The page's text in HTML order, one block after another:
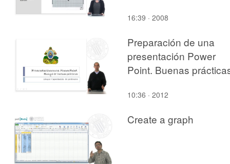
16:39 · 2008
Preparación de una
presentación Power
Point. Buenas
10:36 · 2012
Create a graph